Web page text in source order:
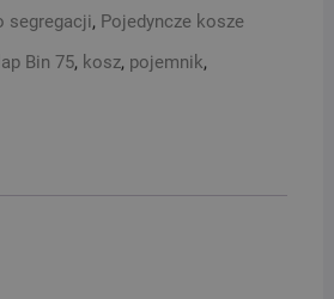
segregacji, Pojedyncze kosze
Bin 75, kosz, pojemnik,